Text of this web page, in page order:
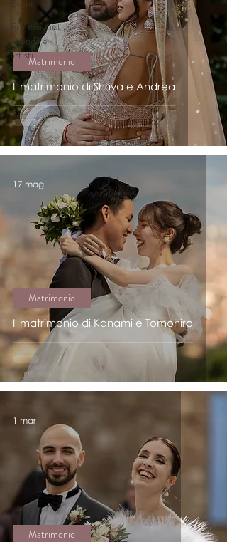
Eventi
Professionisti,
aziende e
artisti
Il matrimonio di Shriya e Andrea
Matrimonio
Il matrimonio di Kanami e Tomohiro
Matrimonio
17 mag
Matrimonio
1 mar